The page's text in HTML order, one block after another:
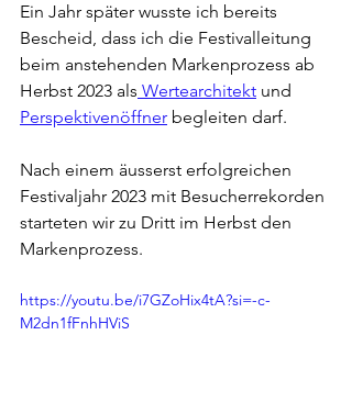
Ein Jahr später wusste ich bereits
Bescheid, dass ich die Festivalleitung
beim anstehenden Markenprozess ab
Herbst 2023 als Wertearchitekt und
Perspektivenöffner begleiten darf.
Nach einem äusserst erfolgreichen
Festivaljahr 2023 mit Besucherrekorden
starteten wir zu Dritt im Herbst den
Markenprozess.
https://youtu.be/i7GZoHix4tA?si=-c-
M2dn1fFnhHViS